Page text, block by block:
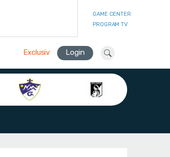
GAME CENTER
PROGRAM TV
Exclusiv Login